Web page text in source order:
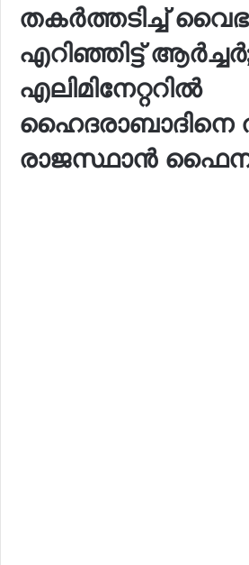
തകർത്തടിച്ച്
എറിഞ്ഞിട്ട്
എലിമിനേറ്ററിൽ
ഹൈദരാബാദിനെ
രാജസ്ഥാൻ